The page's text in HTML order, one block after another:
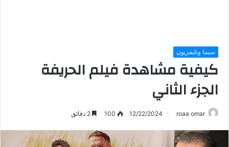
سيما وتليفزيون
كيفية مشاهدة فيلم الحريفة
الجزء الثاني
roaa omar
12/22/2024
100